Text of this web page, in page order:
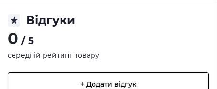
Відгуки
0 / 5
середній рейтинг товару
+ Додати відгук